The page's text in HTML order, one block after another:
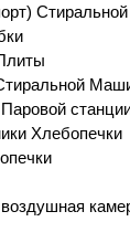
Хлебопечки